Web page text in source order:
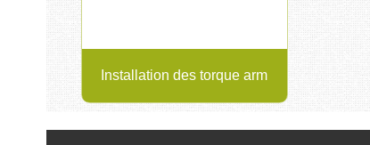
Installation des torque arm